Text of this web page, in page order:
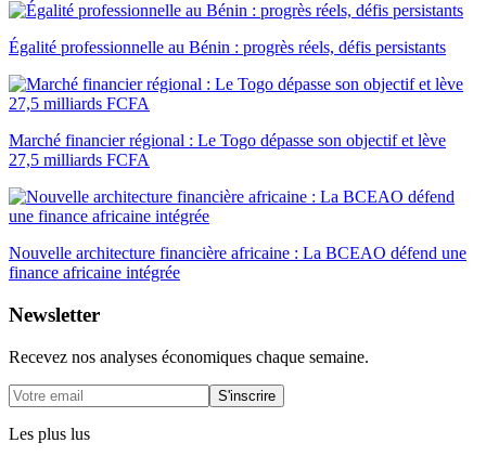
Égalité professionnelle au Bénin : progrès réels, défis persistants
Marché financier régional : Le Togo dépasse son objectif et lève
27,5 milliards FCFA
Nouvelle architecture financière africaine : La BCEAO défend une
finance africaine intégrée
Newsletter
Recevez nos analyses économiques chaque semaine.
S'inscrire
Les plus lus